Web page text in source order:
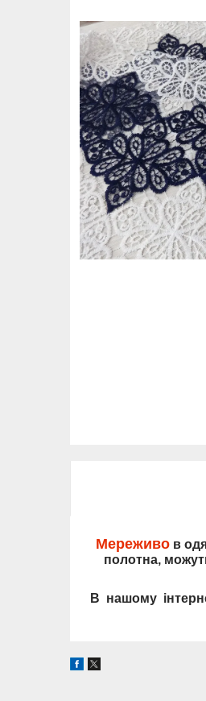
Мереживо в
полотна,
В нашому